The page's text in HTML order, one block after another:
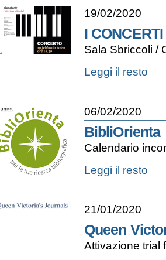
-19/02/2020
I
Sala Sbriccoli /
I
CONCERTI
|
Pianoforte
-
Leggi il resto
06/02/2020
BibliOrienta
Calendario
BibliOrienta
Leggi il resto
21/01/2020
Queen
Attivazione trial